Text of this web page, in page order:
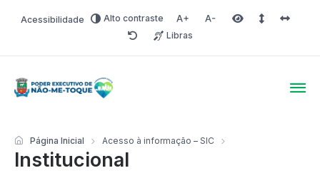
Acessibilidade Alto contraste Aumentar fonte
Diminuir fonteÁrea selecionada
Espaço
RedefinirLibras
Institucional
Página Inicial Acesso à informação – SIC